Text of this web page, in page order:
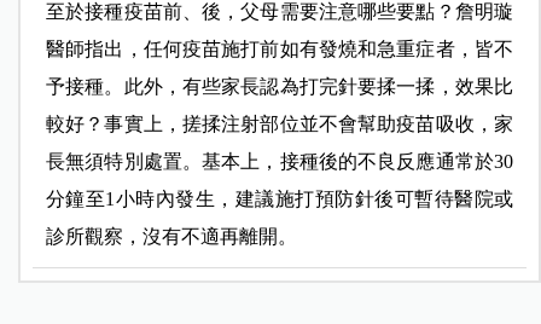
至於接種疫苗前、後，父母需要注意哪些要點？詹明璇
醫師指出，任何疫苗施打前如有發燒和急重症者，皆不
予接種。此外，有些家長認為打完針要揉一揉，效果比
較好？事實上，搓揉注射部位並不會幫助疫苗吸收，家
長無須特別處置。基本上，接種後的不良反應通常於30
分鐘至1小時內發生，建議施打預防針後可暫待醫院或
診所觀察，沒有不適再離開。